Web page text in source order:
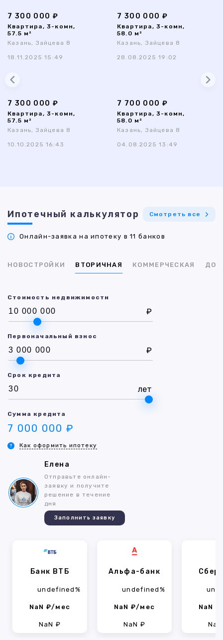
7 300 000 ₽
Квартира, 3-комн,
57.5 м²
Казань, Зайцева 8
18.11.2025 15:49
7 300 000 ₽
Квартира, 3-комн,
58.0 м²
Казань, Зайцева 8
28.08.2025 19:02
7 300 000 ₽
Квартира, 3-комн,
57.5 м²
Казань, Зайцева 8
10.10.2025 16:43
7 700 000 ₽
Квартира, 3-комн,
58.0 м²
Казань, Зайцева 8
04.08.2025 13:49
Ипотечный калькулятор Смотреть все
Онлайн-заявка на ипотеку в 11 банков
НОВОСТРОЙКИ ВТОРИЧНАЯ КОММЕРЧЕСКАЯ ДОМ
Стоимость недвижимости
₽
Первоначальный взнос
₽
Срок кредита
лет
Сумма кредита
7 000 000 ₽
Как оформить ипотеку
Елена
Отправьте онлайн-
заявку и получите
решение в течение
дня
Заполнить заявку
Банк ВТБ
undefined%
NaN ₽/мес
NaN ₽
Альфа-банк
undefined%
NaN ₽/мес
NaN ₽
NaN